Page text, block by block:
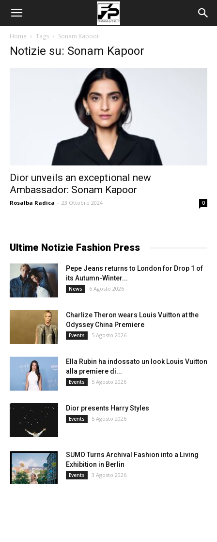
Home Tags Sonam Kapoor
Notizie su: Sonam Kapoor
Dior unveils an exceptional new
Ambassador: Sonam Kapoor
Rosalba Radica - 23 Ottobre 2024 0
Ultime Notizie Fashion Press
Pepe Jeans returns to London for Drop 1 of
its Autumn-Winter...
News 6 Agosto 2026
Charlize Theron wears Louis Vuitton at the
Odyssey China Premiere
Events 5 Agosto 2026
Ella Rubin ha indossato un look Louis Vuitton
alla premiere di...
Events 5 Agosto 2026
Dior presents Harry Styles
Events 5 Agosto 2026
SUMO Turns Archival Fashion into a Living
Exhibition in Berlin
Events 3 Agosto 2026